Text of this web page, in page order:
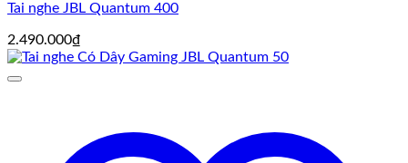
Tai nghe JBL Quantum 400
2.490.000₫